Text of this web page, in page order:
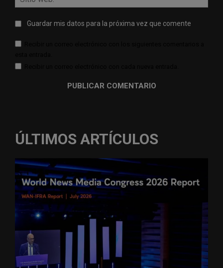
Guardar mis datos para la próxima vez que comente
ÚLTIMOS ARTÍCULOS